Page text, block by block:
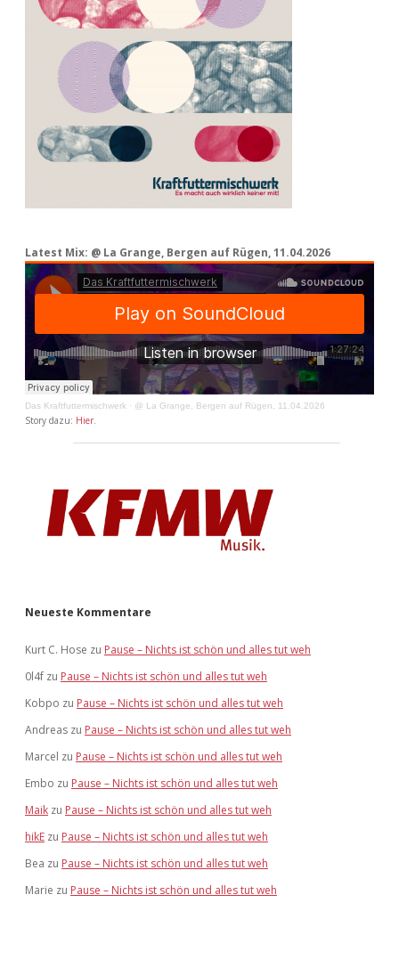
Latest Mix: @ La Grange, Bergen auf Rügen, 11.04.2026
Das Kraftfuttermischwerk · @ La Grange, Bergen auf Rügen, 11.04.2026
Story dazu: Hier.
Neueste Kommentare
Kurt C. Hose zu Pause – Nichts ist schön und alles tut weh
0l4f zu Pause – Nichts ist schön und alles tut weh
Kobpo zu Pause – Nichts ist schön und alles tut weh
Andreas zu Pause – Nichts ist schön und alles tut weh
Marcel zu Pause – Nichts ist schön und alles tut weh
Embo zu Pause – Nichts ist schön und alles tut weh
Maik zu Pause – Nichts ist schön und alles tut weh
hikE zu Pause – Nichts ist schön und alles tut weh
Bea zu Pause – Nichts ist schön und alles tut weh
Marie zu Pause – Nichts ist schön und alles tut weh